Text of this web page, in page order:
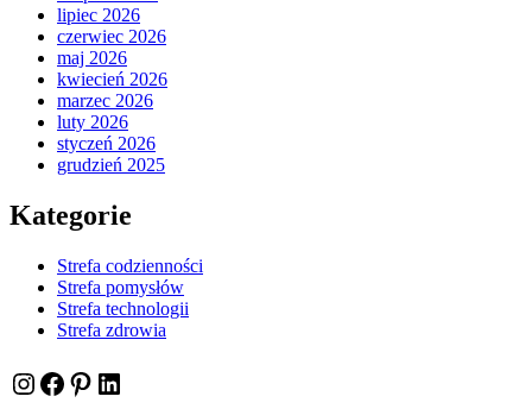
lipiec 2026
czerwiec 2026
maj 2026
kwiecień 2026
marzec 2026
luty 2026
styczeń 2026
grudzień 2025
Kategorie
Strefa codzienności
Strefa pomysłów
Strefa technologii
Strefa zdrowia
Instagram
Facebook
Pinterest
LinkedIn